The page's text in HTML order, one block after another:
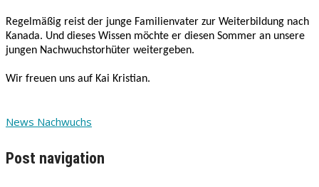
Regelmäßig reist der junge Familienvater zur Weiterbildung nach
Kanada. Und dieses Wissen möchte er diesen Sommer an unsere
jungen Nachwuchstorhüter weitergeben.
Wir freuen uns auf Kai Kristian.
News Nachwuchs
Post navigation